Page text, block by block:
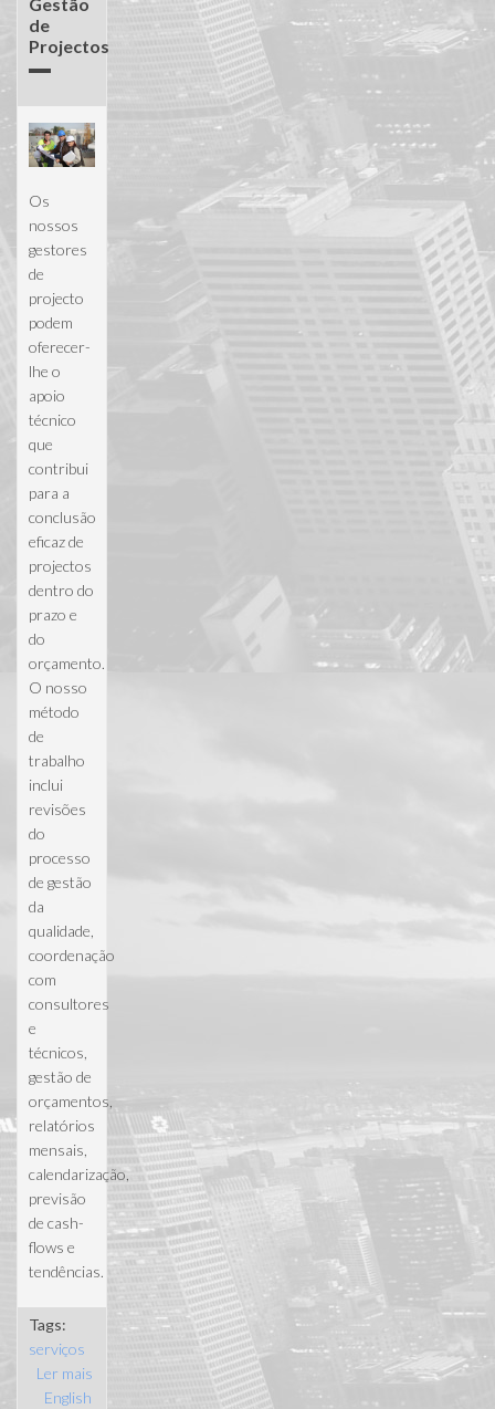
Gestão
de
Projectos
Os
nossos
gestores
de
projecto
podem
oferecer-
lhe o
apoio
técnico
que
contribui
para a
conclusão
eficaz de
projectos
dentro do
prazo e
do
orçamento.
O nosso
método
de
trabalho
inclui
revisões
do
processo
de gestão
da
qualidade,
coordenação
com
consultores
e
técnicos,
gestão de
orçamentos,
relatórios
mensais,
calendarização,
previsão
de cash-
flows e
tendências.
Tags:
serviços
Ler mais
acerca de
English